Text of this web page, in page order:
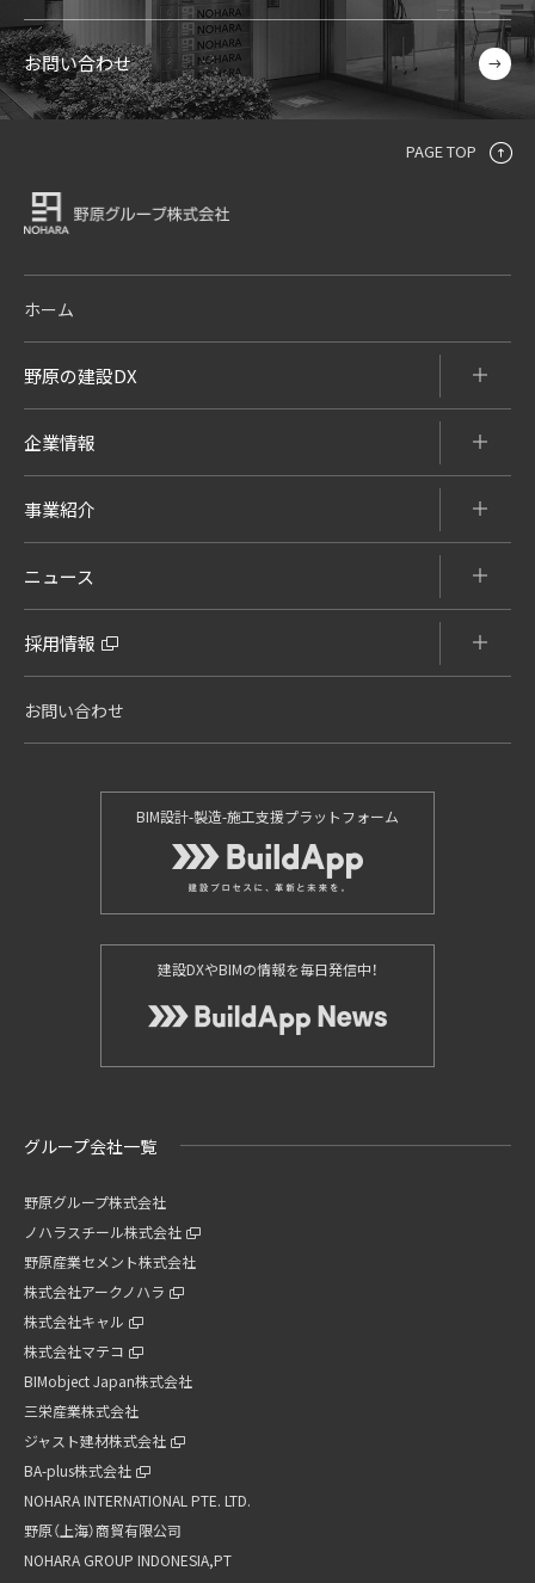
お問い合わせ
PAGE TOP
ホーム
野原の建設DX
企業情報
事業紹介
ニュース
採用情報
お問い合わせ
BIM設計-製造-施工支援プラットフォーム
建設DXやBIMの情報を毎日発信中！
グループ会社一覧
野原グループ株式会社
ノハラスチール株式会社
野原産業セメント株式会社
株式会社アークノハラ
株式会社キャル
株式会社マテコ
BIMobject Japan株式会社
三栄産業株式会社
ジャスト建材株式会社
BA-plus株式会社
NOHARA INTERNATIONAL PTE. LTD.
野原（上海）商貿有限公司
NOHARA GROUP INDONESIA,PT